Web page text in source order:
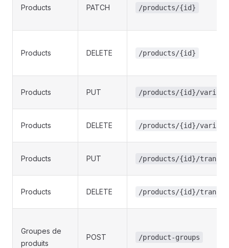
Products PATCH /products/{id}
Products DELETE /products/{id}
Products PUT /products/{id}/
Products DELETE /products/{id}/
Products PUT /products/{id}/
Products DELETE /products/{id}/
Groupes de
produits
POST /product-groups